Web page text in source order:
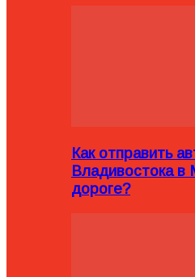
Как отправить
Владивостока в
дороге?